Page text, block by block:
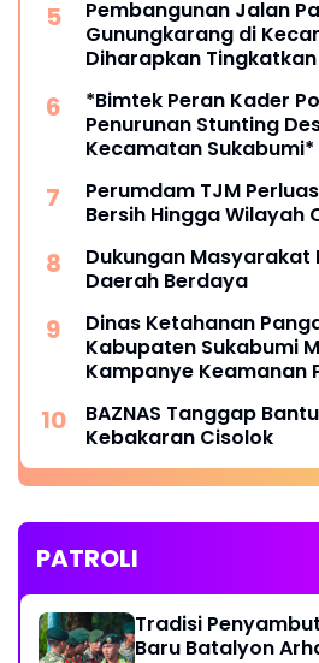
Pembangunan Jalan
Gunungkarang di
Diharapkan
*Bimtek Peran Kader
Penurunan Stunting
Kecamatan Sukabumi*
Perumdam TJM
Bersih Hingga Wilayah
Dukungan Masyarakat
Daerah Berdaya
Dinas Ketahanan
Kabupaten Sukabumi
Kampanye Keamanan
BAZNAS Tanggap
Kebakaran Cisolok
PATROLI
Tradisi
Baru Batalyon